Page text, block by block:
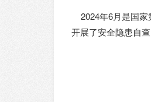
2024年6月是国家
开展了安全隐患自